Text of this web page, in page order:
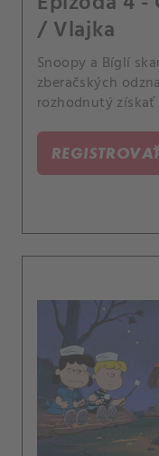
/ Vlajka
Snoopy a Bíglí
zberačských
rozhodnutý získať